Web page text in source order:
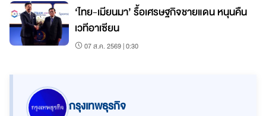
‘ไทย-เมียนมา’ รื้อเศรษฐกิจชายแดน หนุนคืน
เวทีอาเซียน
07 ส.ค. 2569 | 0:30
กรุงเทพธุรกิจ